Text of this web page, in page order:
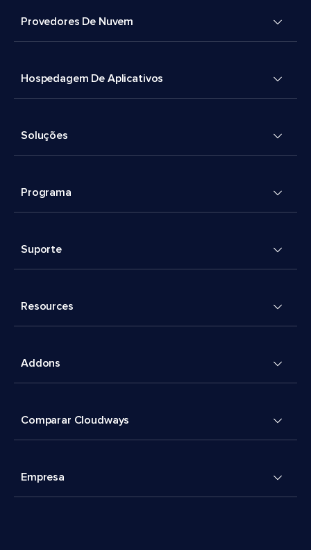
Provedores De Nuvem
Hospedagem De Aplicativos
Soluções
Programa
Suporte
Resources
Addons
Comparar Cloudways
Empresa